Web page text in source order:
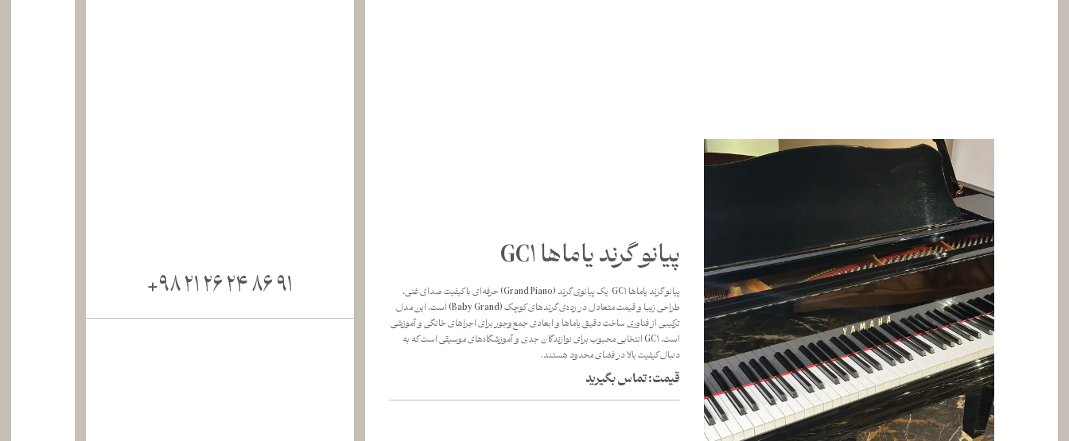
پیانو گرند یاماها GC1
پیانو گرند یاماها GC1 یک پیانوی گرند (Grand Piano) حرفه‌ای با کیفیت صدای غنی،
طراحی زیبا و قیمت متعادل در رده‌ی گرندهای کوچک (Baby Grand) است. این مدل
ترکیبی از فناوری ساخت دقیق یاماها و ابعادی جمع‌وجور برای اجراهای خانگی و آموزشی
است. GC1 انتخابی محبوب برای نوازندگان جدی و آموزشگاه‌های موسیقی است که به
دنبال کیفیت بالا در فضای محدود هستند.
قیمت: تماس بگیرید
+98 21 26 24 86 91